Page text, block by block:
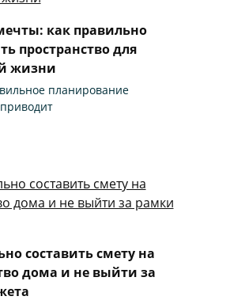
как правильно
пространство для
жизни
планирование
составить смету на
дома и не выйти за